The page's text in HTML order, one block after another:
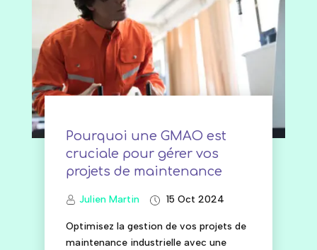
Pourquoi une GMAO est
cruciale pour gérer vos
projets de maintenance
Julien Martin 15 Oct 2024
Optimisez la gestion de vos projets de
maintenance industrielle avec une